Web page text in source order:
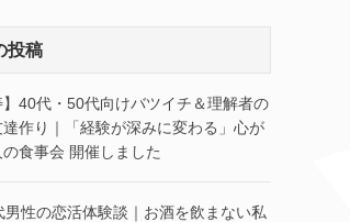
投稿
】40代・50代向けバツイチ＆理解者の
作り｜「経験が深みに変わる」心が
食事会 開催しました
男性の恋活体験談｜お酒を飲まない私